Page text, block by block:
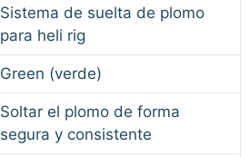
Sistema de suelta de plomo
para heli rig
Green (verde)
Soltar el plomo de forma
segura y consistente